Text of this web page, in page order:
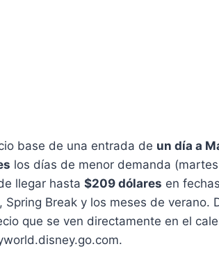
base de una entrada de un día a
los días de menor demanda
llegar hasta $209 dólares en
Spring Break y los meses de
que se ven directamente en el